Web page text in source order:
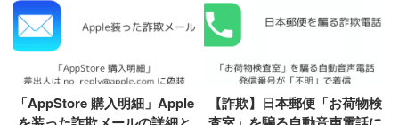
「AppStore 購入明細」Apple
【詐欺】日本郵便「お荷物検